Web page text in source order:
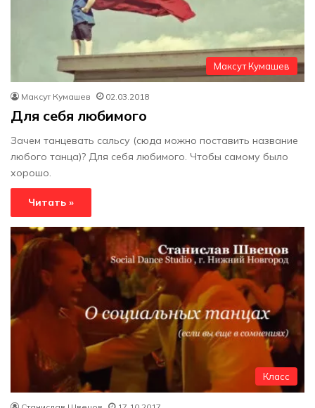
Максут Кумашев
Максут Кумашев 02.03.2018
Для себя любимого
Зачем танцевать сальсу (сюда можно поставить название
любого танца)? Для себя любимого. Чтобы самому было
хорошо.
Читать »
Класс